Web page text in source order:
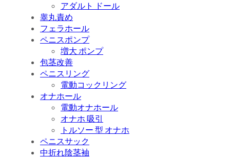
アダルト ドール
睾丸責め
フェラホール
ペニスポンプ
増大 ポンプ
包茎改善
ペニスリング
電動コックリング
オナホール
電動オナホール
オナホ 吸引
トルソー 型 オナホ
ペニスサック
中折れ陰茎袖